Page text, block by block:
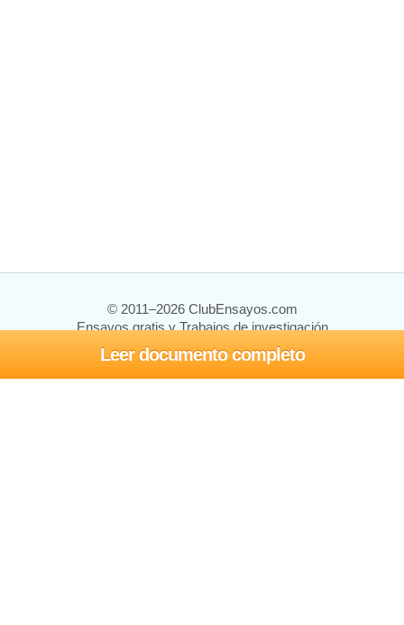
Leer documento completo
© 2011–2026 ClubEnsayos.com
Ensayos gratis y Trabajos de investigación